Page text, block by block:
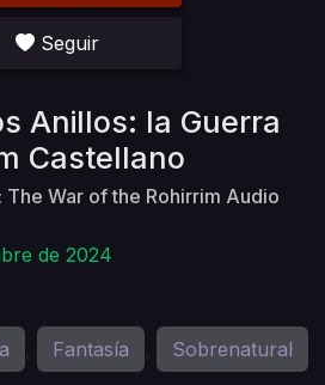
Seguir
Anillos: la Guerra
Castellano
War of the Rohirrim Audio
de 2024
Fantasía Sobrenatural